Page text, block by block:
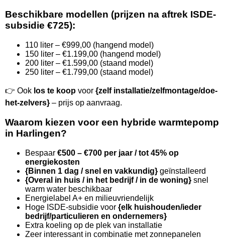
Beschikbare modellen (prijzen na aftrek ISDE-
subsidie €725):
110 liter – €999,00 (hangend model)
150 liter – €1.199,00 (hangend model)
200 liter – €1.599,00 (staand model)
250 liter – €1.799,00 (staand model)
👉 Ook los te koop voor {zelf installatie/zelfmontage/doe-
het-zelvers} – prijs op aanvraag.
Waarom kiezen voor een hybride warmtepomp
in Harlingen?
Bespaar €500 – €700 per jaar / tot 45% op
energiekosten
{Binnen 1 dag / snel en vakkundig} geïnstalleerd
{Overal in huis / in het bedrijf / in de woning} snel
warm water beschikbaar
Energielabel A+ en milieuvriendelijk
Hoge ISDE-subsidie voor {elk huishouden/ieder
bedrijf/particulieren en ondernemers}
Extra koeling op de plek van installatie
Zeer interessant in combinatie met zonnepanelen